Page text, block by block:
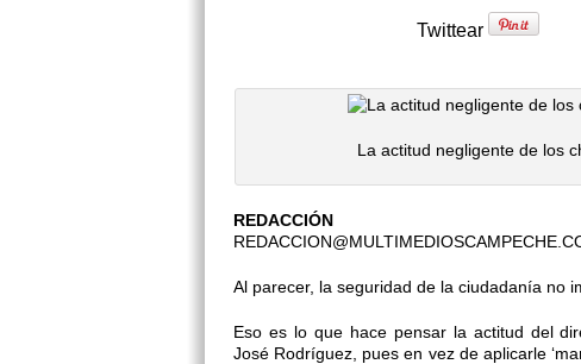
Twittear
La actitud negligente de los
REDACCIÓN
Al parecer, la seguridad de la ciudadanía no
Eso es lo que hace pensar la actitud del
José Rodríguez, pues en vez de aplicarle